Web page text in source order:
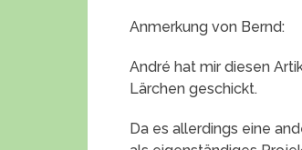
Anmerkung von Bernd:
André hat mir diesen
Lärchen geschickt.
Da es allerdings eine